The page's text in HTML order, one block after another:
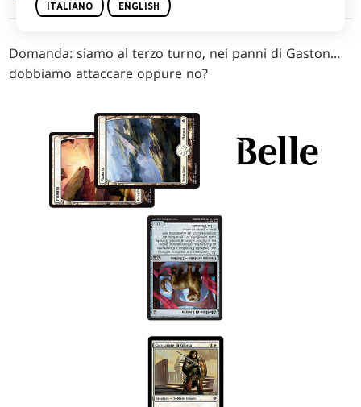
Domanda: siamo al terzo turno, nei panni di Gaston...
dobbiamo attaccare oppure no?
ITALIANO ENGLISH